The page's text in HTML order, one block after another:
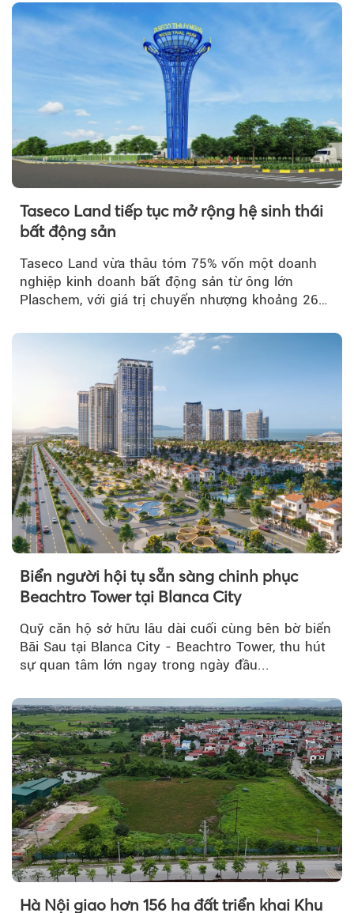
Taseco Land tiếp tục mở rộng hệ sinh thái
bất động sản
Taseco Land vừa thâu tóm 75% vốn một doanh
nghiệp kinh doanh bất động sản từ ông lớn
Plaschem, với giá trị chuyển nhượng khoảng 262
Biển người hội tụ sẵn sàng chinh phục
Beachtro Tower tại Blanca City
Quỹ căn hộ sở hữu lâu dài cuối cùng bên bờ biển
Bãi Sau tại Blanca City - Beachtro Tower, thu hút
sự quan tâm lớn ngay trong ngày đầu...
Hà Nội giao hơn 156 ha đất triển khai Khu